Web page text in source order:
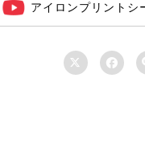
アイロンプリントシ
 